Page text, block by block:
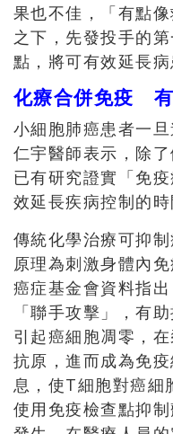
果也不佳，「有點
之下，先發投手的
點，將可有效延長病
化療合併免疫
小細胞肺癌患者一
仁宇醫師表示，除
已有研究證實「免
效延長疾病控制的時
傳統化學治療可抑
原理為刺激身體內
癌症基金會資料指
「聯手攻擊」，有
引起癌細胞凋零，
抗原，進而成為免
息，使T細胞對癌細
使用免疫檢查點抑